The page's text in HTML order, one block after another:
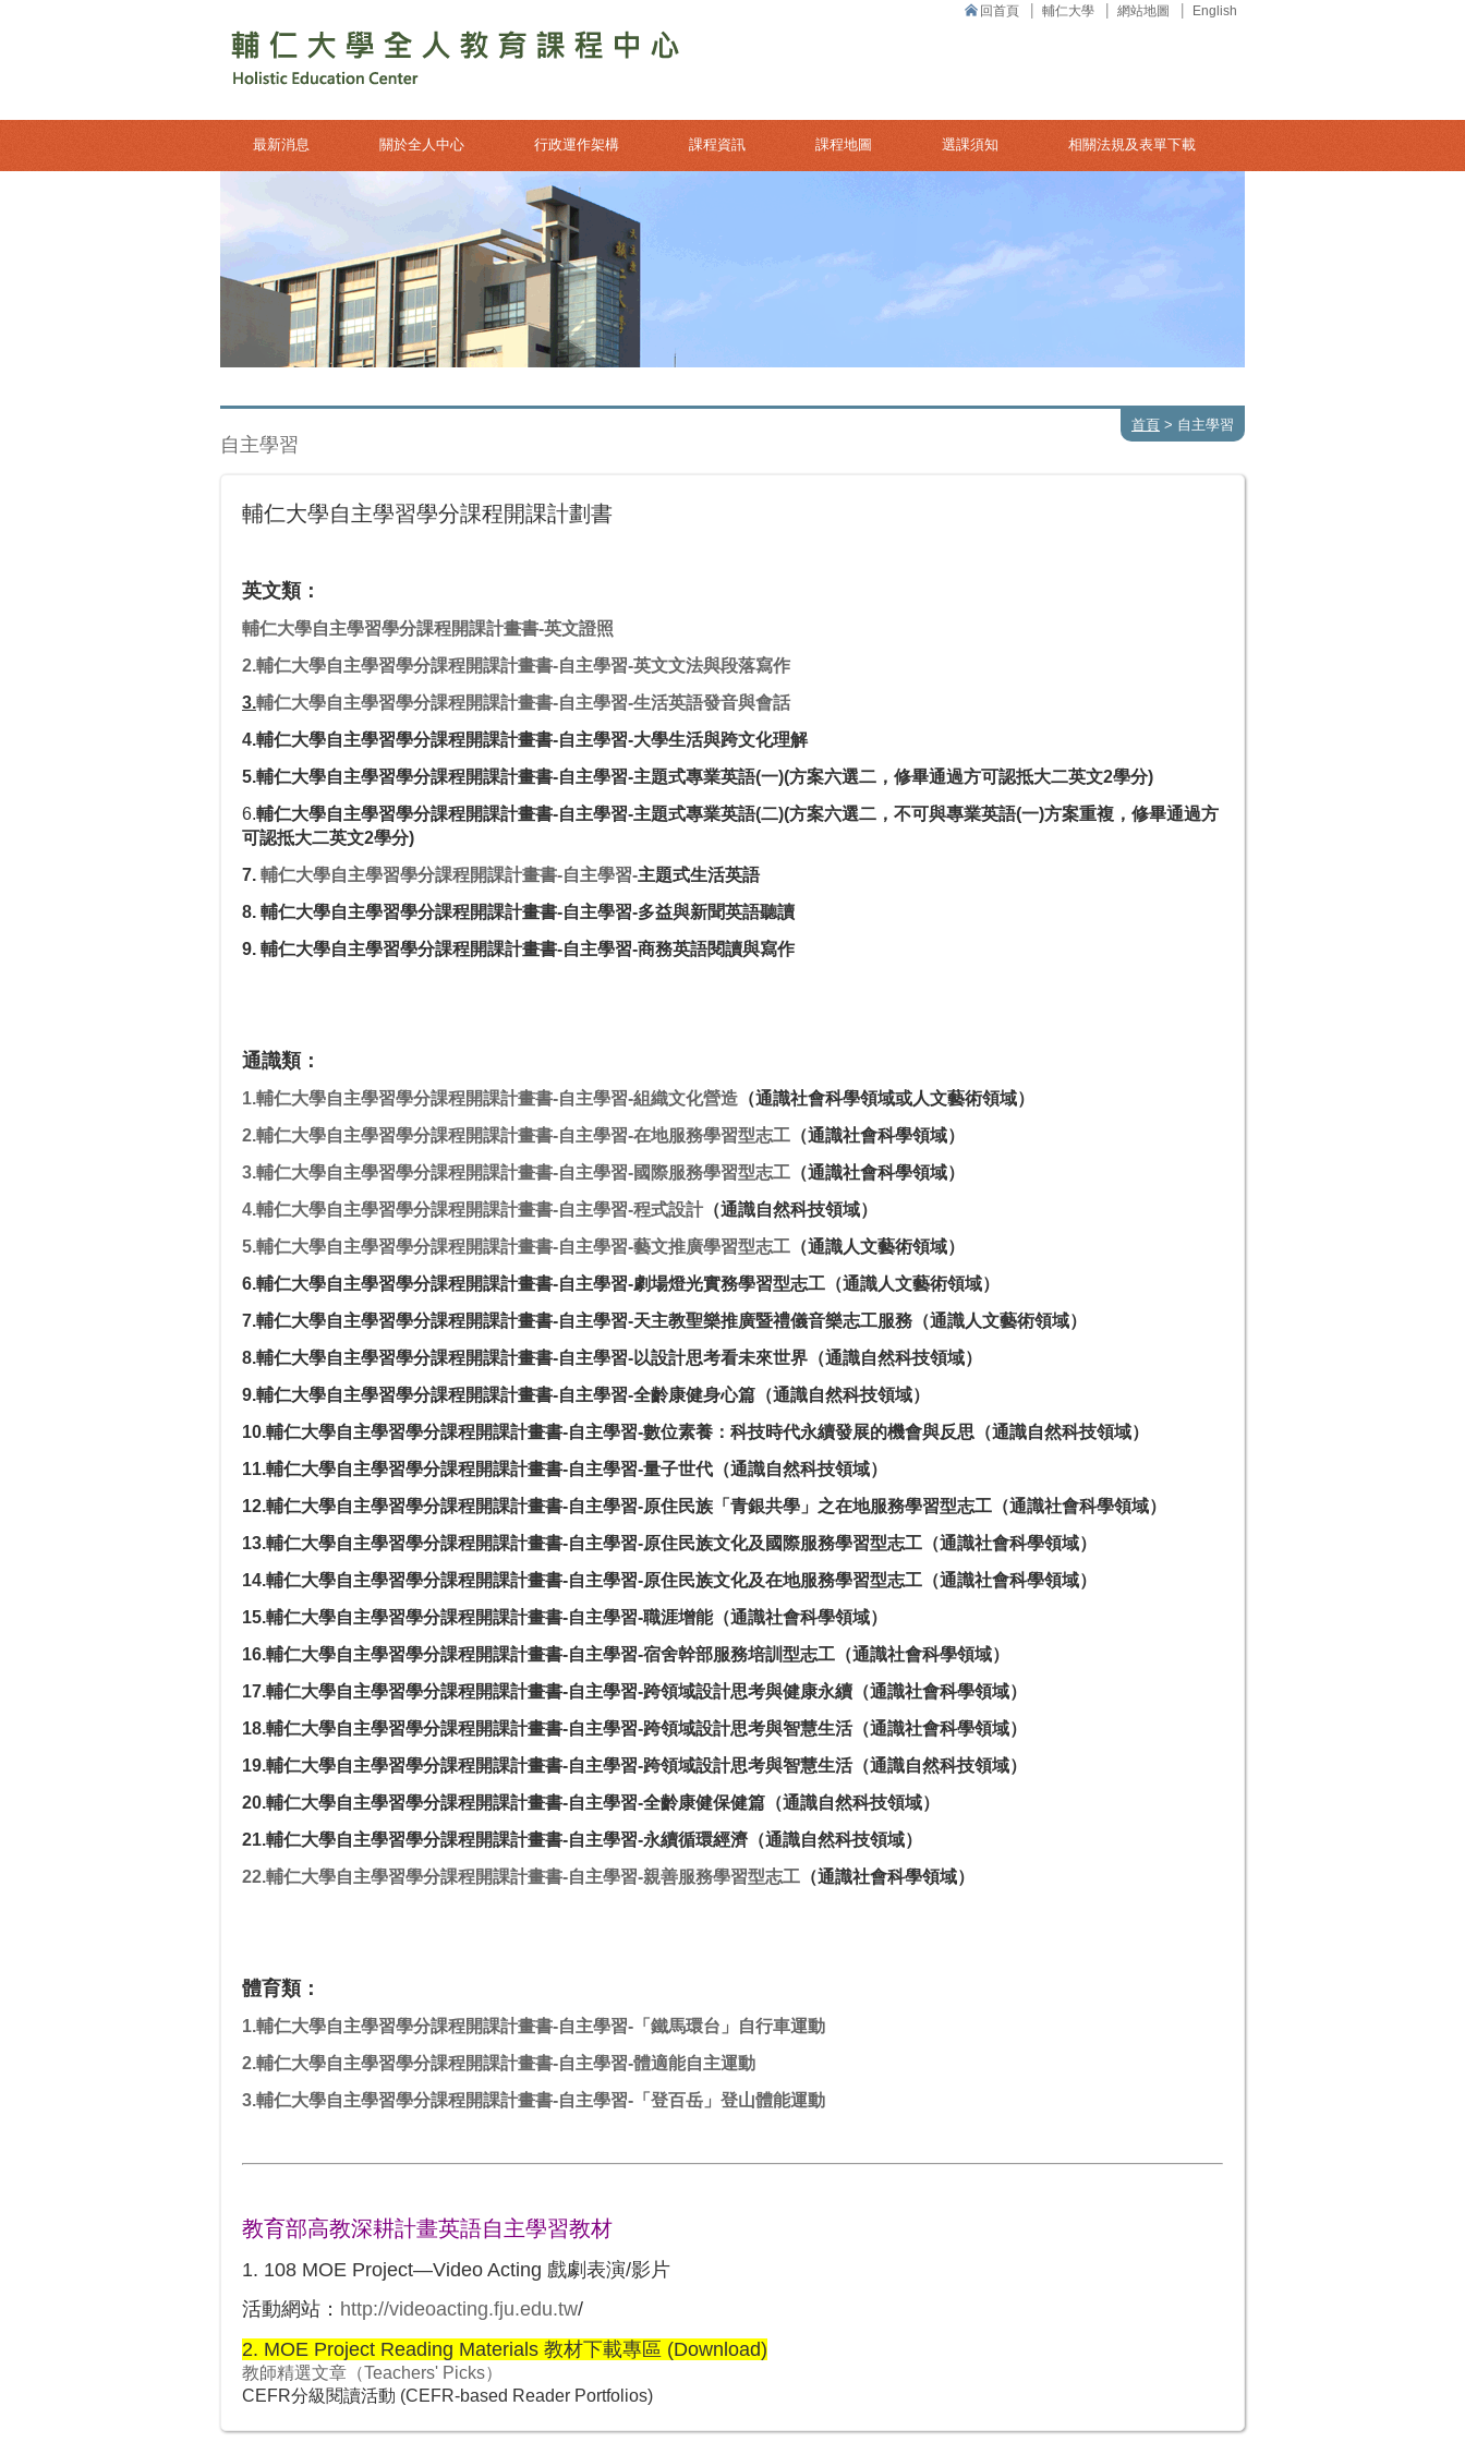
回首頁 輔仁大學 網站地圖 English
最新消息 關於全人中心 行政運作架構 課程資訊 課程地圖 選課須知 相關法規及表單下載
自主學習
首頁 > 自主學習
輔仁大學自主學習學分課程開課計劃書
英文類：
輔仁大學自主學習學分課程開課計畫書-英文證照
2.輔仁大學自主學習學分課程開課計畫書-自主學習-英文文法與段落寫作
3.輔仁大學自主學習學分課程開課計畫書-自主學習-生活英語發音與會話
4.輔仁大學自主學習學分課程開課計畫書-自主學習-大學生活與跨文化理解
5.輔仁大學自主學習學分課程開課計畫書-自主學習-主題式專業英語(一)(方案六選二，修畢通過方可認抵大二英文2學分)
6.輔仁大學自主學習學分課程開課計畫書-自主學習-主題式專業英語(二)(方案六選二，不可與專業英語(一)方案重複，修畢通過方
可認抵大二英文2學分)
7. 輔仁大學自主學習學分課程開課計畫書-自主學習-主題式生活英語
8. 輔仁大學自主學習學分課程開課計畫書-自主學習-多益與新聞英語聽讀
9. 輔仁大學自主學習學分課程開課計畫書-自主學習-商務英語閱讀與寫作
通識類：
1.輔仁大學自主學習學分課程開課計畫書-自主學習-組織文化營造 （通識社會科學領域或人文藝術領域）
2.輔仁大學自主學習學分課程開課計畫書-自主學習-在地服務學習型志工 （通識社會科學領域）
3.輔仁大學自主學習學分課程開課計畫書-自主學習-國際服務學習型志工 （通識社會科學領域）
4.輔仁大學自主學習學分課程開課計畫書-自主學習-程式設計（通識自然科技領域）
5.輔仁大學自主學習學分課程開課計畫書-自主學習-藝文推廣學習型志工 （通識人文藝術領域）
6.輔仁大學自主學習學分課程開課計畫書-自主學習-劇場燈光實務學習型志工 （通識人文藝術領域）
7.輔仁大學自主學習學分課程開課計畫書-自主學習-天主教聖樂推廣暨禮儀音樂志工服務 （通識人文藝術領域）
8.輔仁大學自主學習學分課程開課計畫書-自主學習-以設計思考看未來世界 （通識自然科技領域）
9.輔仁大學自主學習學分課程開課計畫書-自主學習-全齡康健身心篇 （通識自然科技領域）
10.輔仁大學自主學習學分課程開課計畫書-自主學習-數位素養：科技時代永續發展的機會與反思 （通識自然科技領域）
11.輔仁大學自主學習學分課程開課計畫書-自主學習-量子世代 （通識自然科技領域）
12.輔仁大學自主學習學分課程開課計畫書-自主學習-原住民族「青銀共學」之在地服務學習型志工 （通識社會科學領域）
13.輔仁大學自主學習學分課程開課計畫書-自主學習-原住民族文化及國際服務學習型志工 （通識社會科學領域）
14.輔仁大學自主學習學分課程開課計畫書-自主學習-原住民族文化及在地服務學習型志工 （通識社會科學領域）
15.輔仁大學自主學習學分課程開課計畫書-自主學習-職涯增能（通識社會科學領域）
16.輔仁大學自主學習學分課程開課計畫書-自主學習-宿舍幹部服務培訓型志工 （通識社會科學領域）
17.輔仁大學自主學習學分課程開課計畫書-自主學習-跨領域設計思考與健康永續 （通識社會科學領域）
18.輔仁大學自主學習學分課程開課計畫書-自主學習-跨領域設計思考與智慧生活（通識社會科學領域）
19.輔仁大學自主學習學分課程開課計畫書-自主學習-跨領域設計思考與智慧生活（通識自然科技領域）
20.輔仁大學自主學習學分課程開課計畫書-自主學習-全齡康健保健篇 （通識自然科技領域）
21.輔仁大學自主學習學分課程開課計畫書-自主學習-永續循環經濟（通識自然科技領域）
22.輔仁大學自主學習學分課程開課計畫書-自主學習-親善服務學習型志工 （通識社會科學領域）
體育類：
1.輔仁大學自主學習學分課程開課計畫書-自主學習-「鐵馬環台」自行車運動
2.輔仁大學自主學習學分課程開課計畫書-自主學習-體適能自主運動
3.輔仁大學自主學習學分課程開課計畫書-自主學習-「登百岳」登山體能運動
教育部高教深耕計畫英語自主學習教材
1. 108 MOE Project—Video Acting 戲劇表演/影片
活動網站： http://videoacting.fju.edu.tw/
2. MOE Project Reading Materials 教材下載專區 (Download)
教師精選文章（Teachers' Picks）
CEFR分級閱讀活動 (CEFR-based Reader Portfolios)